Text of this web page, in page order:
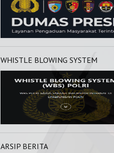
WHISTLE BLOWING SYSTEM
ARSIP BERITA